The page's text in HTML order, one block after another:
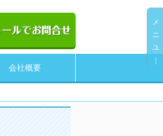
会社概要
メ
ニ
ユ
｜